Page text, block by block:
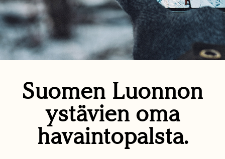
Suomen Luonnon
ystävien oma
havaintopalsta.